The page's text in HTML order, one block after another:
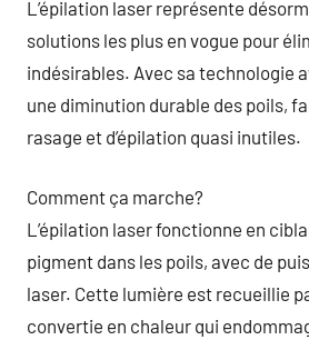
L’épilation laser représente
solutions les plus en vogue pour
indésirables. Avec sa technologie
une diminution durable des poils,
rasage et d’épilation quasi inutiles.
Comment ça marche?
L’épilation laser fonctionne en
pigment dans les poils, avec de
laser. Cette lumière est recueillie
convertie en chaleur qui